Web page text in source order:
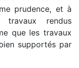
prudence, et à
travaux rendus
que les travaux
supportés par